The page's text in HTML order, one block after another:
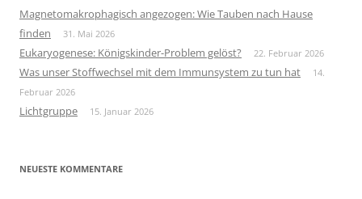
Magnetomakrophagisch angezogen: Wie Tauben nach Hause
finden
31. Mai 2026
Eukaryogenese: Königskinder-Problem gelöst? 22. Februar 2026
Was unser Stoffwechsel mit dem Immunsystem zu tun hat
14.
Februar 2026
Lichtgruppe 15. Januar 2026
NEUESTE KOMMENTARE